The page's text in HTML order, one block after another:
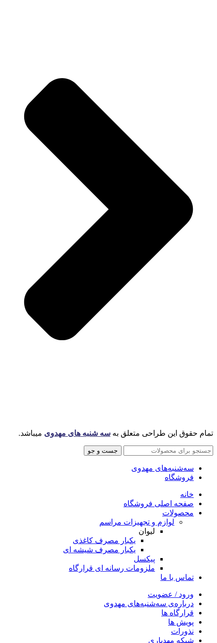
تمام حقوق این طراحی متعلق به سه شنبه های مهدوی میباشد.
جست و جو
سه‌شنبه‌های مهدوی
فروشگاه
خانه
صفحه اصلی فروشگاه
محصولات
لوازم و تجهیزات مراسم
لیوان
یکبار مصرف کاغذی
یکبار مصرف شیشه ای
پیکسل
ملزومات رسانه ای قرارگاه
تماس با ما
ورود / عضویت
درباره‌ی سه‌شنبه‌های مهدوی
قرارگاه ها
پویش ها
نذورات
شبکه مهدیاری